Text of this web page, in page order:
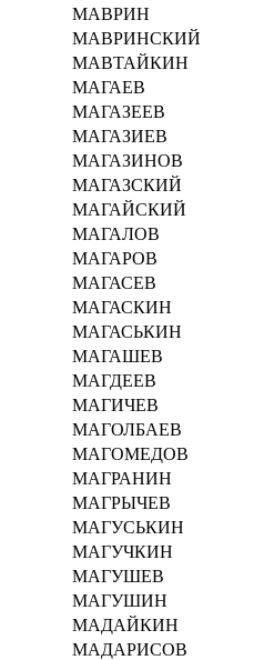
МАВРИН
МАВРИНСКИЙ
МАВТАЙКИН
МАГАЕВ
МАГАЗЕЕВ
МАГАЗИЕВ
МАГАЗИНОВ
МАГАЗСКИЙ
МАГАЙСКИЙ
МАГАЛОВ
МАГАРОВ
МАГАСЕВ
МАГАСКИН
МАГАСЬКИН
МАГАШЕВ
МАГДЕЕВ
МАГИЧЕВ
МАГОЛБАЕВ
МАГОМЕДОВ
МАГРАНИН
МАГРЫЧЕВ
МАГУСЬКИН
МАГУЧКИН
МАГУШЕВ
МАГУШИН
МАДАЙКИН
МАДАРИСОВ